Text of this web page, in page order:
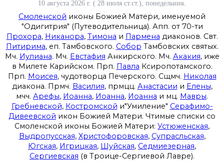
10 августа 2026 г. ( 28 июля ст.ст.), понедельник.
Смоленской иконы Божией Матери, именуемой
"Одигитрия" (Путеводительница). Апп. от 70-ти
Прохора, Никанора, Тимона и Пармена диаконов. Свт.
Питирима, еп. Тамбовского. Собор Тамбовских святых.
Мч. Иулиана. Мч. Евстафия Анкирского. Мч. Акакия, иже
в Милете Карийском. Прп. Павла Ксиропотамского.
Прп. Моисея, чудотворца Печерского. Сщмч. Николая
диакона. Прмч. Василия, прмцц. Анастасии и Елены,
мчч. Арефы, Иоанна, Иоанна, Иоанна и мц. Мавры.
Гребневской, Костромской и"Умиление" Серафимо-
Дивеевской икон Божией Матери. Чтимые списки со
Смоленской иконы Божией Матери: Устюженская,
Выдропусская, Христофоровская, Супрасльская,
Югская, Игрицкая, Шуйская, Седмиезерная,
Сергиевская (в Троице-Сергиевой Лавре).